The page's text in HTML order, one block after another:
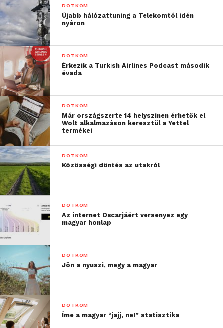
DOTKOM
Újabb hálózattuning a Telekomtól idén
nyáron
DOTKOM
Érkezik a Turkish Airlines Podcast második
évada
DOTKOM
Már országszerte 14 helyszínen érhetők el
Wolt alkalmazáson keresztül a Yettel
termékei
DOTKOM
Közösségi döntés az utakról
DOTKOM
Az internet Oscarjáért versenyez egy
magyar honlap
DOTKOM
Jön a nyuszi, megy a magyar
DOTKOM
Íme a magyar “jajj, ne!” statisztika